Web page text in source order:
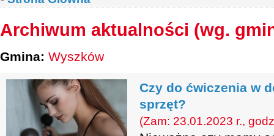
Archiwum aktualności (wg.
Gmina: Wyszków
Czy do ćwiczenia w
sprzęt?
(Zam: 23.01.2023 r.,